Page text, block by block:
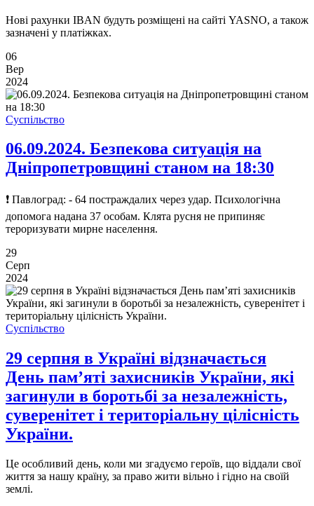
Нові рахунки IBAN будуть розміщені на сайті YASNO, а також
зазначені у платіжках.
06
Вер
2024
Суспільство
06.09.2024. Безпекова ситуація на
Дніпропетровщині станом на 18:30
❗ Павлоград: - 64 постраждалих через удар. Психологічна
допомога надана 37 особам. Клята русня не припиняє
тероризувати мирне населення.
29
Серп
2024
Суспільство
29 серпня в Україні відзначається
День пам’яті захисників України, які
загинули в боротьбі за незалежність,
суверенітет і територіальну цілісність
України.
Це особливий день, коли ми згадуємо героїв, що віддали свої
життя за нашу країну, за право жити вільно і гідно на своїй
землі.